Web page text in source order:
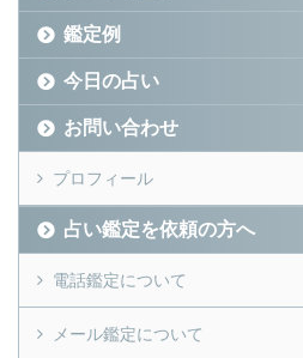
鑑定例
今日の占い
お問い合わせ
プロフィール
占い鑑定を依頼の方へ
電話鑑定について
メール鑑定について